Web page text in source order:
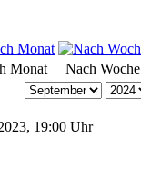
Monat Nach Woche
19:00 Uhr